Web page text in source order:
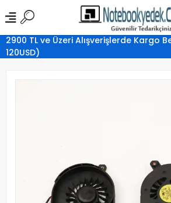
2900 TL ve Üzeri Alışverişlerde Kargo
120USD)